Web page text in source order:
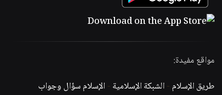
مواقع مفيدة:
طريق الإسلام -الشبكة الإسلامية -الإسلام سؤال وجواب